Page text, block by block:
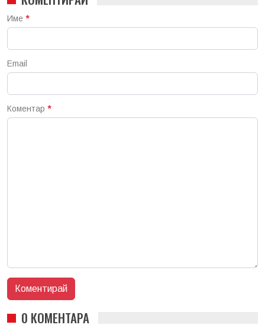
Име *
Email
Коментар *
0 КОМЕНТАРА